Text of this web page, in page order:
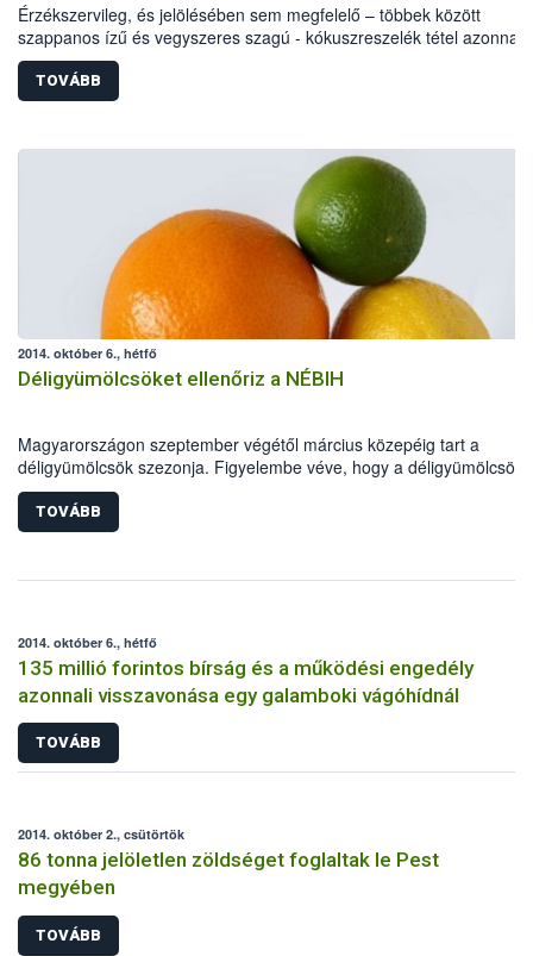
Érzékszervileg, és jelölésében sem megfelelő – többek között
szappanos ízű és vegyszeres szagú - kókuszreszelék tétel azonnali
hatályú visszahívását rendelte el az élelmiszerlánc felügyeleti
minőségi problémákon túl a Lacikonyha Magyarország Kft. által
forgalmazott, 2014. november 25-i minőség megőrzési idejű
TOVÁBB
2014. október 6., hétfő
Déligyümölcsöket ellenőriz a NÉBIH
Magyarországon szeptember végétől március közepéig tart a
déligyümölcsök szezonja. Figyelembe véve, hogy a déligyümölcsök
minősége a szezon kezdeti szakaszában nem mindig kielégítő, Dr.
Fazekas Sándor földművelésügyi miniszter elrendelte, hogy a
kiemelten ellenőrizze e termékek minőségét. Az ellenőrzések során
avokádót és a kereskedők polcain egyre nagyobb mennyiségben
déligyümölcs-fogyasztás közel 12 kilogramm.
TOVÁBB
2014. október 6., hétfő
135 millió forintos bírság és a működési engedély
azonnali visszavonása egy galamboki vágóhídnál
TOVÁBB
2014. október 2., csütörtök
86 tonna jelöletlen zöldséget foglaltak le Pest
megyében
TOVÁBB